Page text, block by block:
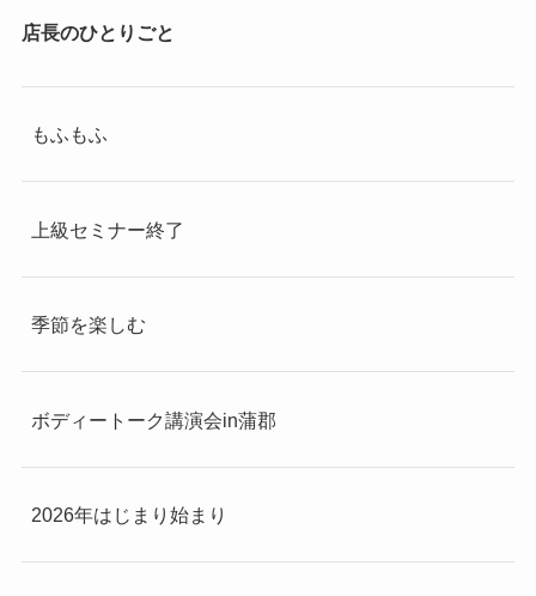
店長のひとりごと
もふもふ
上級セミナー終了
季節を楽しむ
ボディートーク講演会in蒲郡
2026年はじまり始まり